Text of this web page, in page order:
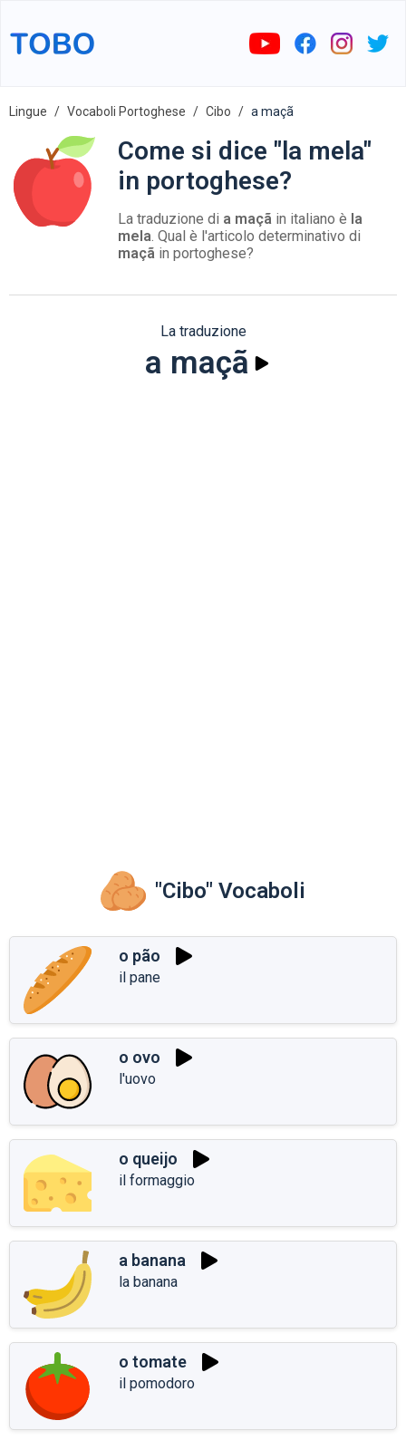
Lingue Vocaboli Portoghese Cibo a maçã
Come si dice "la mela"
in portoghese?
La traduzione di a maçã in italiano è la
mela. Qual è l'articolo determinativo di
maçã in portoghese?
La traduzione
a maçã
"Cibo" Vocaboli
o pão
il pane
o ovo
l'uovo
o queijo
il formaggio
a banana
la banana
o tomate
il pomodoro